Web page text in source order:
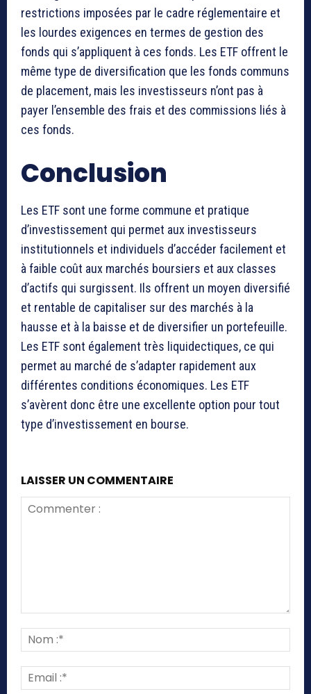
restrictions imposées par le cadre réglementaire et
les lourdes exigences en termes de gestion des
fonds qui s’appliquent à ces fonds. Les ETF offrent le
même type de diversification que les fonds communs
de placement, mais les investisseurs n’ont pas à
payer l’ensemble des frais et des commissions liés à
ces fonds.
Conclusion
Les ETF sont une forme commune et pratique
d’investissement qui permet aux investisseurs
institutionnels et individuels d’accéder facilement et
à faible coût aux marchés boursiers et aux classes
d’actifs qui surgissent. Ils offrent un moyen diversifié
et rentable de capitaliser sur des marchés à la
hausse et à la baisse et de diversifier un portefeuille.
Les ETF sont également très liquidectiques, ce qui
permet au marché de s’adapter rapidement aux
différentes conditions économiques. Les ETF
s’avèrent donc être une excellente option pour tout
type d’investissement en bourse.
LAISSER UN COMMENTAIRE
:*
:*